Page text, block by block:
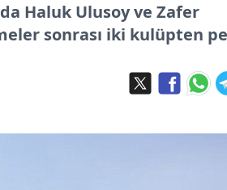
Haluk Ulusoy ve Zafer
sonrası iki kulüpten